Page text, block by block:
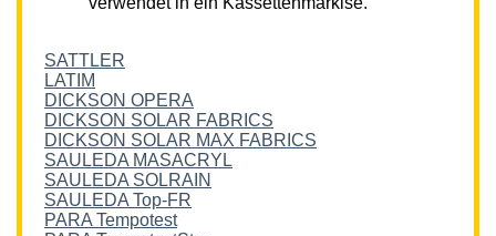
SATTLER
LATIM
DICKSON OPERA
DICKSON SOLAR FABRICS
DICKSON SOLAR MAX FABRICS
SAULEDA MASACRYL
SAULEDA SOLRAIN
SAULEDA Top-FR
PARA Tempotest